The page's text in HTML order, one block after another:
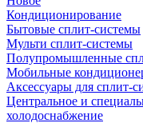
Кондиционирование
Бытовые сплит-системы
Мульти сплит-системы
Полупромышленные
Мобильные
Аксессуары для сплит-
Центральное и
холодоснабжение